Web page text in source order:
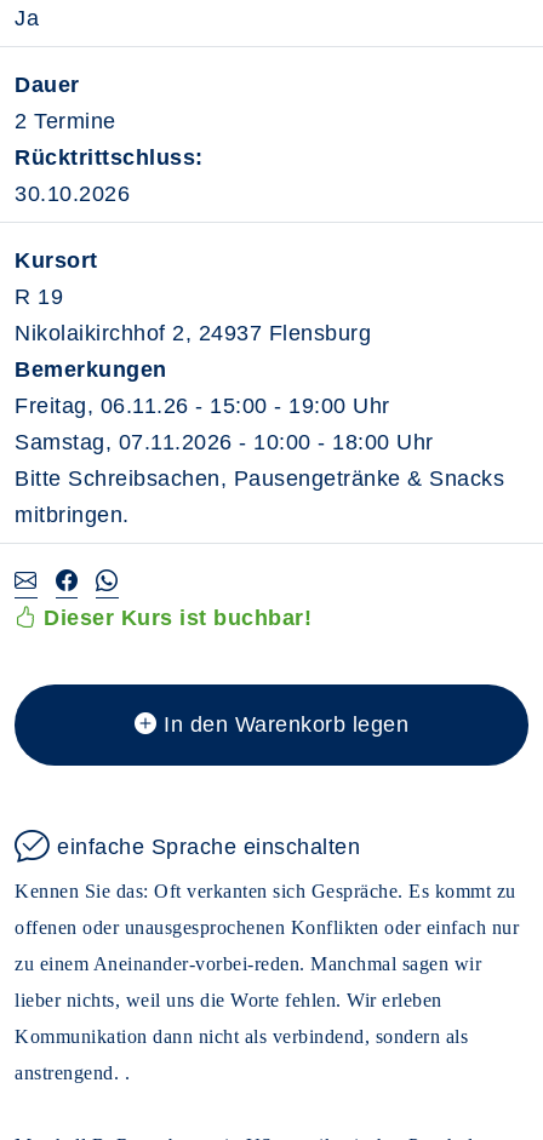
Ja
Dauer
2 Termine
Rücktrittschluss:
30.10.2026
Kursort
R 19
Nikolaikirchhof 2, 24937 Flensburg
Bemerkungen
Freitag, 06.11.26 - 15:00 - 19:00 Uhr
Samstag, 07.11.2026 - 10:00 - 18:00 Uhr
Bitte Schreibsachen, Pausengetränke & Snacks
mitbringen.
Dieser Kurs ist buchbar!
In den Warenkorb legen
einfache Sprache einschalten
Kennen Sie das: Oft verkanten sich Gespräche. Es kommt zu
offenen oder unausgesprochenen Konflikten oder einfach nur
zu einem Aneinander-vorbei-reden. Manchmal sagen wir
lieber nichts, weil uns die Worte fehlen. Wir erleben
Kommunikation dann nicht als verbindend, sondern als
anstrengend. .